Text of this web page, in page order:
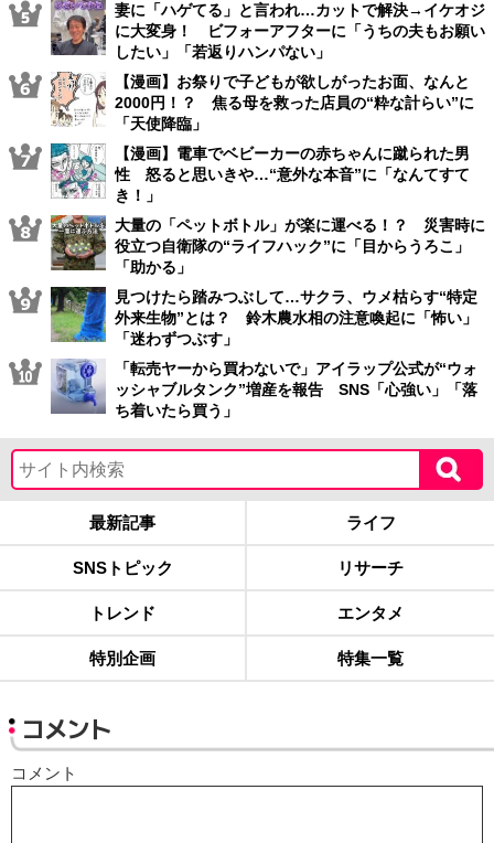
妻に「ハゲてる」と言われ…カットで解決→イケオジ
に大変身！ ビフォーアフターに「うちの夫もお願い
したい」「若返りハンパない」
【漫画】お祭りで子どもが欲しがったお面、なんと
2000円！？ 焦る母を救った店員の“粋な計らい”に
「天使降臨」
【漫画】電車でベビーカーの赤ちゃんに蹴られた男
性 怒ると思いきや…“意外な本音”に「なんてすて
き！」
大量の「ペットボトル」が楽に運べる！？ 災害時に
役立つ自衛隊の“ライフハック”に「目からうろこ」
「助かる」
見つけたら踏みつぶして…サクラ、ウメ枯らす“特定
外来生物”とは？ 鈴木農水相の注意喚起に「怖い」
「迷わずつぶす」
「転売ヤーから買わないで」アイラップ公式が“ウォ
ッシャブルタンク”増産を報告 SNS「心強い」「落
ち着いたら買う」
最新記事 ライフ
SNSトピック リサーチ
トレンド エンタメ
特別企画 特集一覧
コメント
コメント